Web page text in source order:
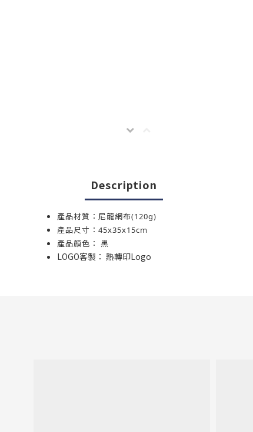
Description
產品材質：尼龍網布(120g)
產品尺寸：45x35x15cm
產品顏色： 黑
LOGO客製： 熱轉印Logo